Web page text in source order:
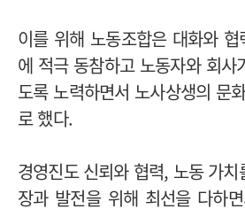
이를 위해 노동조합은 대화와
에 적극 동참하고 노동자와 회
도록 노력하면서 노사상생의 문
로 했다.
경영진도 신뢰와 협력, 노동 가
장과 발전을 위해 최선을 다하